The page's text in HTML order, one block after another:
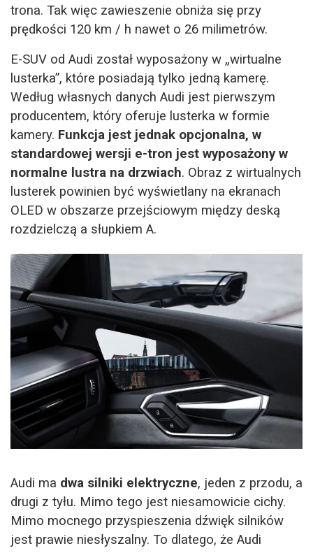
trona. Tak więc zawieszenie obniża się przy
prędkości 120 km / h nawet o 26 milimetrów.
E-SUV od Audi został wyposażony w „wirtualne
lusterka”, które posiadają tylko jedną kamerę.
Według własnych danych Audi jest pierwszym
producentem, który oferuje lusterka w formie
kamery. Funkcja jest jednak opcjonalna, w
standardowej wersji e-tron jest wyposażony w
normalne lustra na drzwiach. Obraz z wirtualnych
lusterek powinien być wyświetlany na ekranach
OLED w obszarze przejściowym między deską
rozdzielczą a słupkiem A.
Audi ma dwa silniki elektryczne, jeden z przodu, a
drugi z tyłu. Mimo tego jest niesamowicie cichy.
Mimo mocnego przyspieszenia dźwięk silników
jest prawie niesłyszalny. To dlatego, że Audi